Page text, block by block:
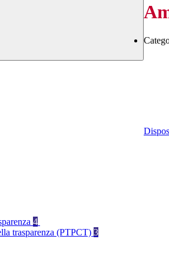
4
trasparenza (PTPCT) 3